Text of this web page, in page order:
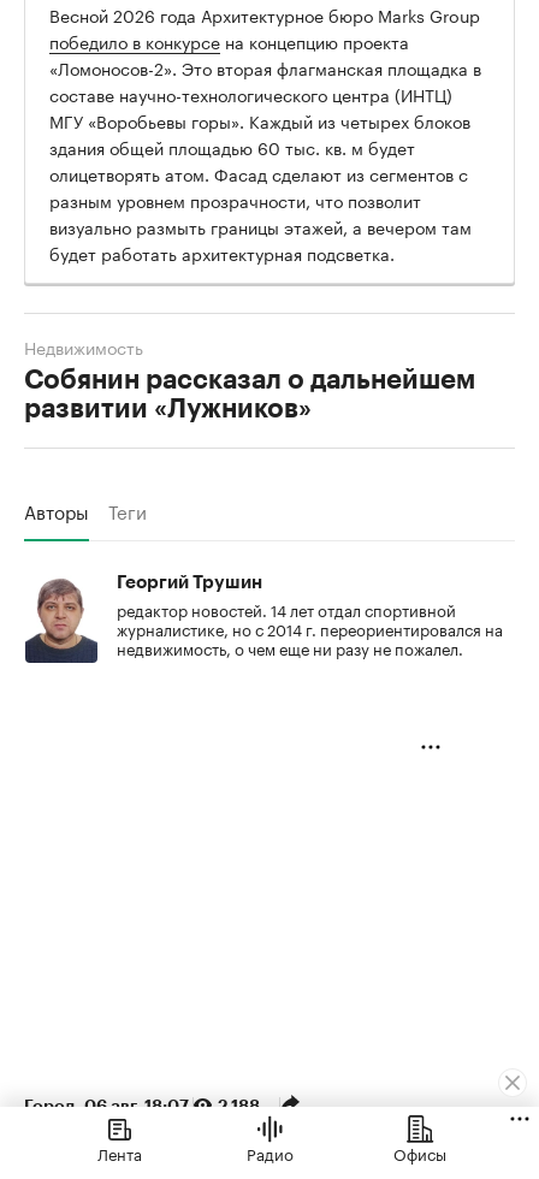
Весной 2026 года Архитектурное бюро Marks Group
победило в конкурсе на концепцию проекта
«Ломоносов-2». Это вторая флагманская площадка в
составе научно-технологического центра (ИНТЦ)
МГУ «Воробьевы горы». Каждый из четырех блоков
здания общей площадью 60 тыс. кв. м будет
олицетворять атом. Фасад сделают из сегментов с
разным уровнем прозрачности, что позволит
визуально размыть границы этажей, а вечером там
будет работать архитектурная подсветка.
Собянин рассказал о дальнейшем
развитии «Лужников»
Недвижимость
Авторы Теги
Георгий Трушин
редактор новостей. 14 лет отдал спортивной
журналистике, но с 2014 г. переориентировался на
недвижимость, о чем еще ни разу не пожалел.
Город 06 авг, 18:07 2 188
В Москве на торги
Лента Радио Офисы